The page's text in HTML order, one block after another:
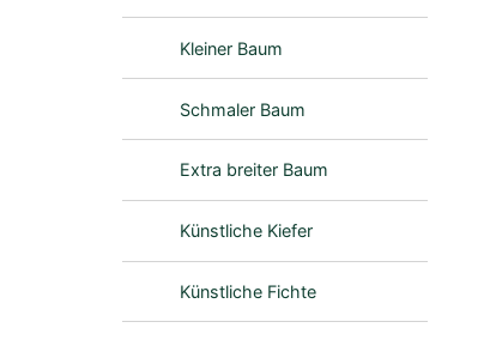
Kleiner Baum
Schmaler Baum
Extra breiter Baum
Künstliche Kiefer
Künstliche Fichte